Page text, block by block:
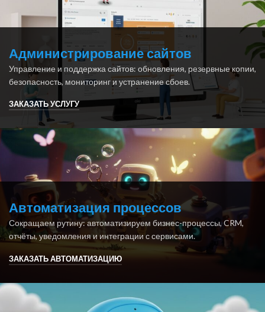
Администрирование сайтов
Управление и поддержка сайтов: обновления, резервные копии,
безопасность, мониторинг и устранение сбоев.
ЗАКАЗАТЬ УСЛУГУ
Автоматизация процессов
Сокращаем рутину: автоматизируем бизнес-процессы, CRM,
отчёты, уведомления и интеграции с сервисами.
ЗАКАЗАТЬ АВТОМАТИЗАЦИЮ